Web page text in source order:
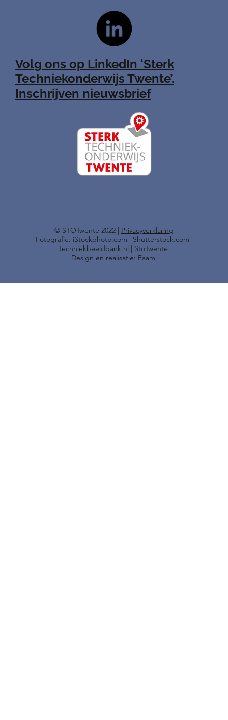
Volg ons op LinkedIn ‘Sterk
Techniekonderwijs Twente’.
Inschrijven nieuwsbrief
​© STOTwente 2022 | Privacyverklaring
Fotografie: iStockphoto.com | Shutterstock.com |
Techniekbeeldbank.nl | StoTwente
Design en realisatie: Faam